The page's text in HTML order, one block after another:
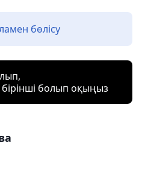
бөлісу
болып оқыңыз